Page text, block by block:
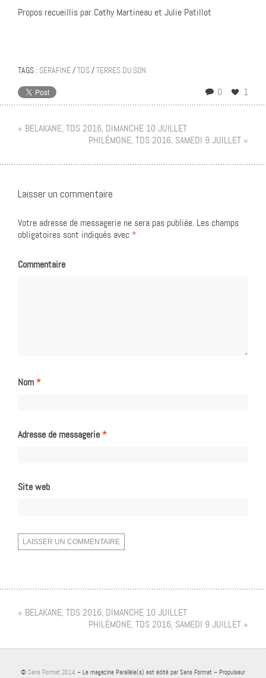
Propos recueillis par Cathy Martineau et Julie Patillot
TAGS : SERAFINE/TDS/TERRES DU SON
0 1
« BELAKANE, TDS 2016, DIMANCHE 10 JUILLET
PHILÉMONE, TDS 2016, SAMEDI 9 JUILLET »
Laisser un commentaire
Votre adresse de messagerie ne sera pas publiée. Les champs
obligatoires sont indiqués avec *
Commentaire
Nom*
Adresse de messagerie*
Site web
« BELAKANE, TDS 2016, DIMANCHE 10 JUILLET
PHILÉMONE, TDS 2016, SAMEDI 9 JUILLET »
© Sans Format 2014 – Le magazine Parallèle(s) est édité par Sans Format – Propulseur